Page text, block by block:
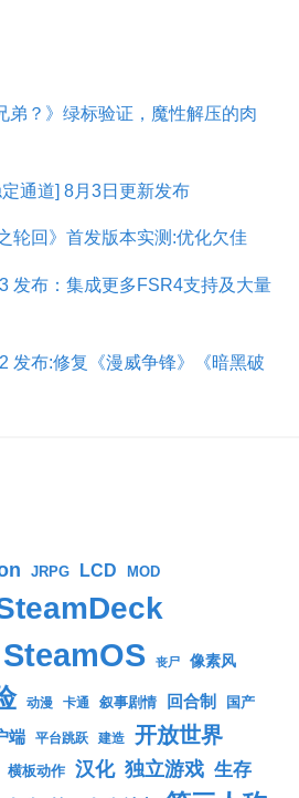
弟？》绿标验证，魔性解压的肉
通道] 8月3日更新发布
轮回》首发版本实测:优化欠佳
发布：集成更多FSR4支持及大量
发布:修复《漫威争锋》《暗黑破
JRPG LCD MOD
SteamOS 丧尸 像素风
动漫 卡通 叙事剧情 回合制 国产
端 平台跳跃 建造 开放世界
横板动作 汉化 独立游戏 生存